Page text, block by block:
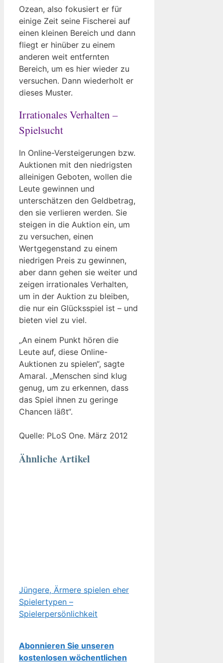
Ozean, also fokusiert er für
einige Zeit seine Fischerei auf
einen kleinen Bereich und dann
fliegt er hinüber zu einem
anderen weit entfernten
Bereich, um es hier wieder zu
versuchen. Dann wiederholt er
dieses Muster.
Irrationales Verhalten –
Spielsucht
In Online-Versteigerungen bzw.
Auktionen mit den niedrigsten
alleinigen Geboten, wollen die
Leute gewinnen und
unterschätzen den Geldbetrag,
den sie verlieren werden. Sie
steigen in die Auktion ein, um
zu versuchen, einen
Wertgegenstand zu einem
niedrigen Preis zu gewinnen,
aber dann gehen sie weiter und
zeigen irrationales Verhalten,
um in der Auktion zu bleiben,
die nur ein Glücksspiel ist – und
bieten viel zu viel.
„An einem Punkt hören die
Leute auf, diese Online-
Auktionen zu spielen“, sagte
Amaral. „Menschen sind klug
genug, um zu erkennen, dass
das Spiel ihnen zu geringe
Chancen läßt“.
Quelle: PLoS One. März 2012
Ähnliche Artikel
Jüngere, Ärmere spielen eher
Spielertypen –
Spielerpersönlichkeit
Abonnieren Sie unseren
kostenlosen wöchentlichen